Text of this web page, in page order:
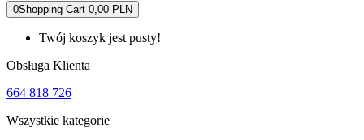
0Shopping Cart 0,00 PLN
Twój koszyk jest pusty!
Obsługa Klienta
664 818 726
Wszystkie kategorie